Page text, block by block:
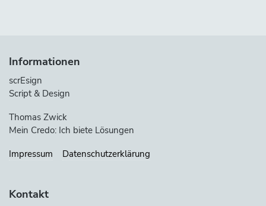
Informationen
scrEsign
Script & Design
Thomas Zwick
Mein Credo: Ich biete Lösungen
Impressum
Datenschutzerklärung
Kontakt